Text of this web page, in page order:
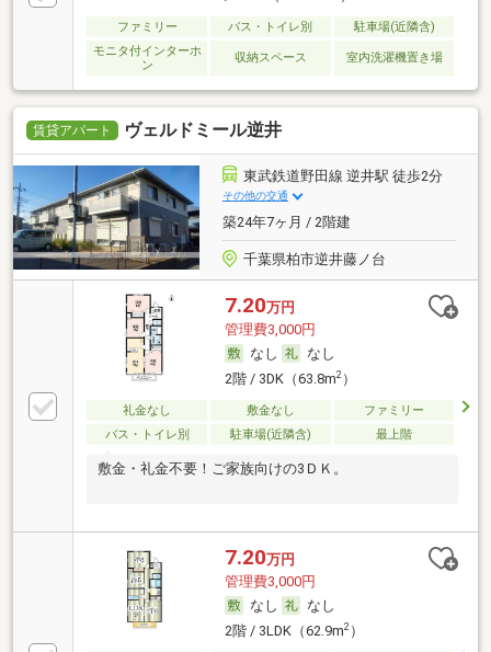
ファミリー バス・トイレ別
駐車場(近隣含)
モニタ付インターホ
ン
収納スペース 室内洗濯機置き場
賃貸アパート ヴェルドミール逆井
東武鉄道野田線 逆井駅 徒歩2分
その他の交通
築24年7ヶ月 / 2階建
千葉県柏市逆井藤ノ台
7.20万円
管理費3,000円
なし
なし
2階 / 3DK（63.8m2）
礼金なし 敷金なし
ファミリー
バス・トイレ別
駐車場(近隣含) 最上階
敷金・礼金不要！ご家族向けの3ＤＫ。
7.20万円
管理費3,000円
なし
なし
2階 / 3LDK（62.9m2）